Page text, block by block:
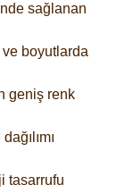
sağlanan
ve boyutlarda
geniş renk
tasarrufu